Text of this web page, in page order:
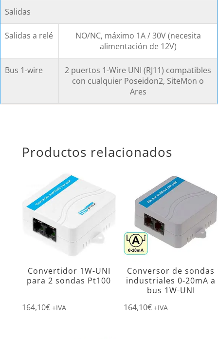
Salidas
Salidas a relé
NO/NC, máximo 1A / 30V (necesita
alimentación de 12V)
Bus 1-wire
2 puertos 1-Wire UNI (RJ11) compatibles
con cualquier Poseidon2, SiteMon o
Ares
Productos relacionados
Convertidor 1W-UNI
para 2 sondas Pt100
164,10€ +IVA
Conversor de sondas
industriales 0-20mA a
bus 1W-UNI
164,10€ +IVA